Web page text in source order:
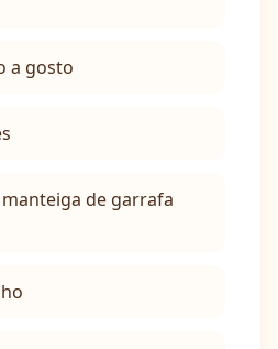
a gosto
de garrafa